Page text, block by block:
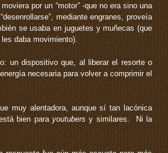
por un “motor” -que no era sino una
mediante engranes, proveía
se usaba en juguetes y muñecas (que
daba movimiento).
un dispositivo que, al liberar el resorte o
necesaria para volver a comprimir el
muy alentadora, aunque sí tan lacónica
bien para youtubers y similares. Ni la